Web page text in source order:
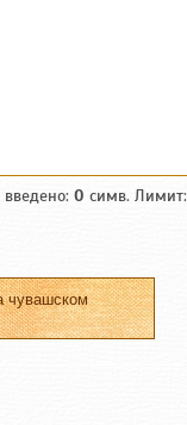
введено: 0 симв. Лимит:
чувашском